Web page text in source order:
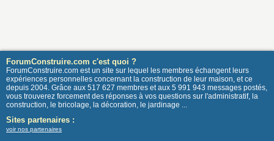
ForumConstruire.com c'est quoi ?
ForumConstruire.com est un site sur lequel les membres échangent leurs
expériences personnelles concernant la construction de leur maison, et ce
depuis 2004. Grâce aux 517 627 membres et aux 5 991 943 messages postés,
vous trouverez forcement des réponses à vos questions sur l'administratif, la
construction, le bricolage, la décoration, le jardinage ...
Sites partenaires :
voir nos partenaires